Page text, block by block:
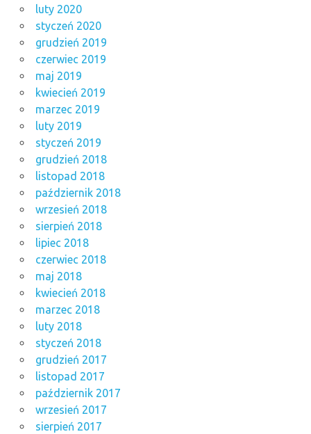
luty 2020
styczeń 2020
grudzień 2019
czerwiec 2019
maj 2019
kwiecień 2019
marzec 2019
luty 2019
styczeń 2019
grudzień 2018
listopad 2018
październik 2018
wrzesień 2018
sierpień 2018
lipiec 2018
czerwiec 2018
maj 2018
kwiecień 2018
marzec 2018
luty 2018
styczeń 2018
grudzień 2017
listopad 2017
październik 2017
wrzesień 2017
sierpień 2017